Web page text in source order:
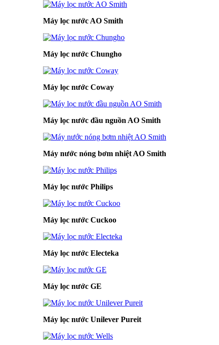
Máy lọc nước AO Smith
Máy lọc nước Chungho
Máy lọc nước Coway
Máy lọc nước đầu nguồn AO Smith
Máy nước nóng bơm nhiệt AO Smith
Máy lọc nước Philips
Máy lọc nước Cuckoo
Máy lọc nước Electeka
Máy lọc nước GE
Máy lọc nước Unilever Pureit